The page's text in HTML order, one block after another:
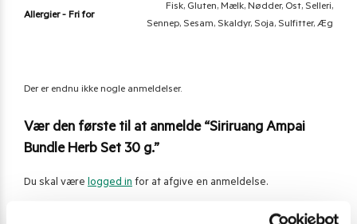
Allergier - Fri for
Fisk, Gluten, Mælk, Nødder, Ost, Selleri,
Sennep, Sesam, Skaldyr, Soja, Sulfitter, Æg
Der er endnu ikke nogle anmeldelser.
Vær den første til at anmelde “Siriruang Ampai
Bundle Herb Set 30 g.”
Du skal være logged in for at afgive en anmeldelse.